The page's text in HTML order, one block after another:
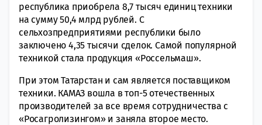
республика приобрела 8,7 тысяч единиц техники
на сумму 50,4 млрд рублей. С
сельхозпредприятиями республики было
заключено 4,35 тысячи сделок. Самой популярной
техникой стала продукция «Россельмаш».
При этом Татарстан и сам является поставщиком
техники. КАМАЗ вошла в топ-5 отечественных
производителей за все время сотрудничества с
«Росагролизингом» и заняла второе место.